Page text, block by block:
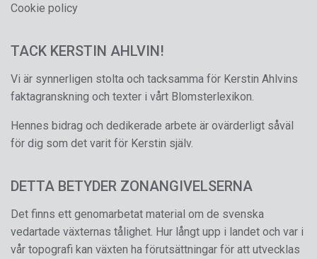
Cookie policy
TACK KERSTIN AHLVIN!
Vi är synnerligen stolta och tacksamma för Kerstin Ahlvins
faktagranskning och texter i vårt Blomsterlexikon.
Hennes bidrag och dedikerade arbete är ovärderligt såväl
för dig som det varit för Kerstin själv.
DETTA BETYDER ZONANGIVELSERNA
Det finns ett genomarbetat material om de svenska
vedartade växternas tålighet. Hur långt upp i landet och var i
vår topografi kan växten ha förutsättningar för att utvecklas